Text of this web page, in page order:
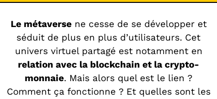
Le métaversene cesse de se développer et
séduit de plus en plus d’utilisateurs. Cet
univers virtuel partagé est notamment en
relation avec la blockchain et la crypto-
monnaie. Mais alors quel est le lien ?
Comment ça fonctionne ? Et quelles sont les